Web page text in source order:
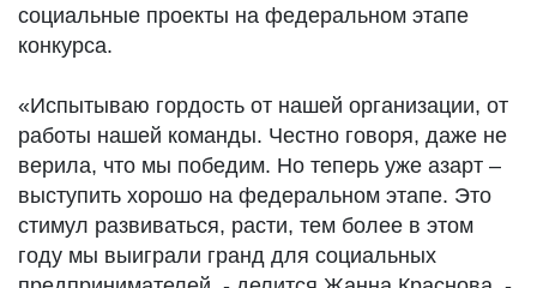
социальные проекты на федеральном этапе
конкурса.
«Испытываю гордость от нашей организации, от
работы нашей команды. Честно говоря, даже не
верила, что мы победим. Но теперь уже азарт –
выступить хорошо на федеральном этапе. Это
стимул развиваться, расти, тем более в этом
году мы выиграли гранд для социальных